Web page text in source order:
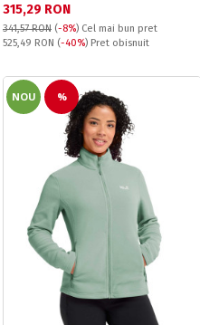
Текуща цена:
315,29 RON
341,57 RON (-8%) Cel mai bun pret
Pret obisnuit:
525,49 RON (-40%) Pret obisnuit
NOU %